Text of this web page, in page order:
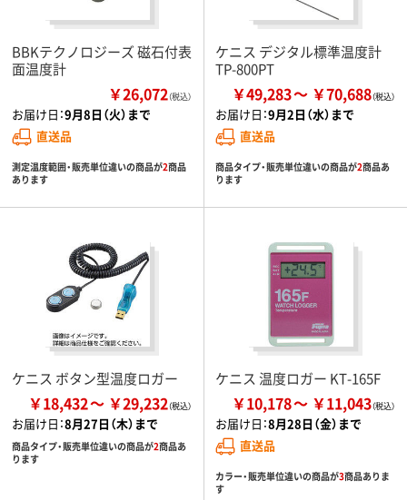
BBKテクノロジーズ 磁石付表
面温度計
￥26,072（税込）
お届け日：9月8日（火）まで
直送品
測定温度範囲・販売単位違いの商品が2商品
あります
ケニス デジタル標準温度計
TP-800PT
￥49,283 ￥70,688
お届け日：9月2日（水）まで
直送品
商品タイプ・販売単位違いの商品が2商品あ
ります
ケニス ボタン型温度ロガー
￥18,432 ￥29,232
お届け日：8月27日（木）まで
商品タイプ・販売単位違いの商品が2商品あ
ります
ケニス 温度ロガー KT-165F
￥10,178 ￥11,043
お届け日：8月28日（金）まで
直送品
カラー・販売単位違いの商品が3商品ありま
す